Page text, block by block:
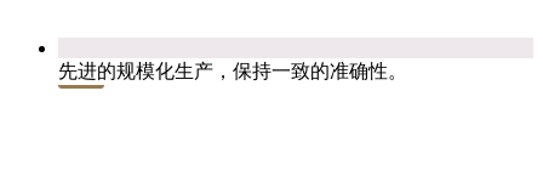
先进的规模化生产，保持一致的准确性。